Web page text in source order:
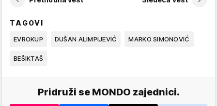
TAGOVI
EVROKUP DUŠAN ALIMPIJEVIĆ MARKO SIMONOVIĆ
BEŠIKTAŠ
Pridruži se MONDO zajednici.